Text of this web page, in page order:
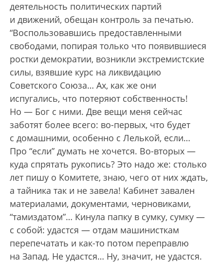
деятельность политических партий
и движений, обещан контроль за печатью.
“Воспользовавшись предоставленными
свободами, попирая только что появившиеся
ростки демократии, возникли экстремистские
силы, взявшие курс на ликвидацию
Советского Союза… Ах, как же они
испугались, что потеряют собственность!
Но — Бог с ними. Две вещи меня сейчас
заботят более всего: во-первых, что будет
с домашними, особенно с Лелькой, если…
Про “если” думать не хочется. Во-вторых —
куда спрятать рукопись? Это надо же: столько
лет пишу о Комитете, знаю, чего от них ждать,
а тайника так и не завела! Кабинет завален
материалами, документами, черновиками,
“тамиздатом”… Кинула папку в сумку, сумку —
с собой: удастся — отдам машинисткам
перепечатать и как-то потом переправлю
на Запад. Не удастся… Ну, значит, не удастся.